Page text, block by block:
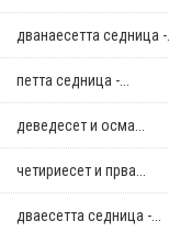
дванаесетта седница -...
петта седница -...
деведесет и осма...
четириесет и прва...
дваесетта седница -...